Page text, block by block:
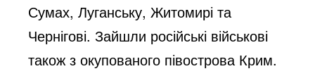
Сумах, Луганську, Житомирі та
Чернігові. Зайшли російські військові
також з окупованого півострова Крим.